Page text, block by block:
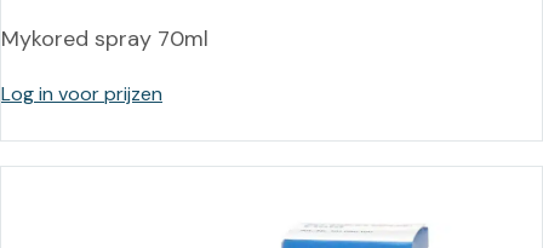
Mykored spray 70ml
Log in voor prijzen